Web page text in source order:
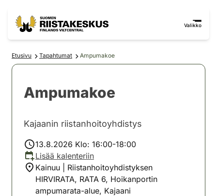
Valikko
Etusivu Tapahtumat Ampumakoe
Ampumakoe
Kajaanin riistanhoitoyhdistys
13.8.2026 Klo: 16:00-18:00
Lisää kalenteriin
Kainuu | Riistanhoitoyhdistyksen
HIRVIRATA, RATA 6, Hoikanportin
ampumarata-alue, Kajaani